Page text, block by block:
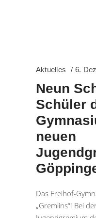
Aktuelles 6.
Neun
Schüler
neuen
Das Freihof-
„Gremlins“! Bei